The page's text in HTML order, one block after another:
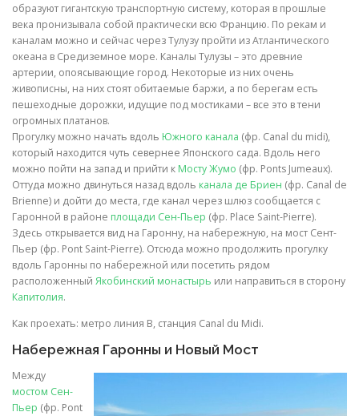
образуют гигантскую транспортную систему, которая в прошлые
века пронизывала собой практически всю Францию. По рекам и
каналам можно и сейчас через Тулузу пройти из Атлантического
океана в Средиземное море. Каналы Тулузы – это древние
артерии, опоясывающие город. Некоторые из них очень
живописны, на них стоят обитаемые баржи, а по берегам есть
пешеходные дорожки, идущие под мостиками – все это в тени
огромных платанов.
Прогулку можно начать вдоль Южного канала (фр. Canal du midi),
который находится чуть севернее Японского сада. Вдоль него
можно пойти на запад и прийти к Мосту Жумо (фр. Ponts Jumeaux).
Оттуда можно двинуться назад вдоль канала де Бриен (фр. Canal de
Brienne) и дойти до места, где канал через шлюз сообщается с
Гаронной в районе площади Сен-Пьер (фр. Place Saint-Pierre).
Здесь открывается вид на Гаронну, на набережную, на мост Сент-
Пьер (фр. Pont Saint-Pierre). Отсюда можно продолжить прогулку
вдоль Гаронны по набережной или посетить рядом
расположенный Якобинский монастырь или направиться в сторону
Капитолия.
Как проехать: метро линия B, станция Canal du Midi.
Набережная Гаронны и Новый Мост
Между
мостом Сен-
Пьер (фр. Pont